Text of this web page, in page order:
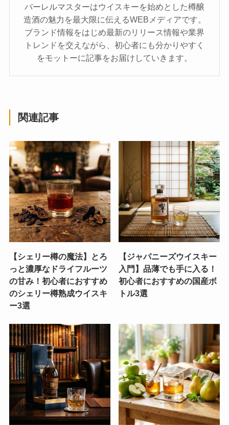
バーレルマスターはウイスキーを始めとした樽醸
造酒の魅力を最大限に伝えるWEBメディアです。
ブランド情報をはじめ最新のリリース情報や業界
トレンドを交えながら、初心者にも分かりやすく
をモットーに記事をお届けしていきます。
関連記事
【シェリー樽の魔法】とろ
っと濃厚なドライフルーツ
の甘み！初心者におすすめ
のシェリー樽熟成ウイスキ
ー3選
【ジャパニーズウイスキー
入門】品薄でも手に入る！
初心者におすすめの国産ボ
トル3選